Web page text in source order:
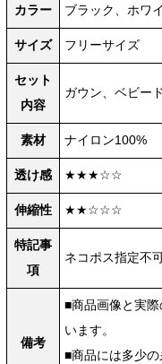
カラー ブラック、ホワ
サイズ フリーサイズ
セット
内容
ガウン、ベビー
素材 ナイロン100%
透け感 ★★★☆☆
伸縮性 ★★☆☆☆
特記事
項
ネコポス指定不
備考
■商品画像と実
います。
■商品には多少